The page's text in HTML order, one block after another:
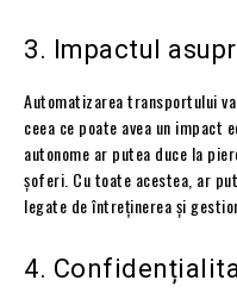
3. Impactul
Automatizarea transportului
ceea ce poate avea un impact
autonome ar putea duce la
șoferi. Cu toate acestea, ar
legate de întreținerea și
4.